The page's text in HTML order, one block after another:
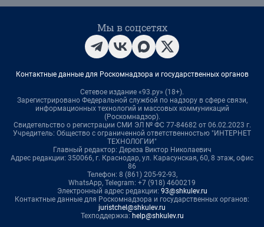
Мы в соцсетях
Контактные данные для Роскомнадзора и государственных органов
Сетевое издание «93.ру» (18+).
Зарегистрировано Федеральной службой по надзору в сфере связи,
информационных технологий и массовых коммуникаций
(Роскомнадзор).
Свидетельство о регистрации СМИ ЭЛ № ФС 77-84682 от 06.02.2023 г.
Учредитель: Общество с ограниченной ответственностью "ИНТЕРНЕТ
ТЕХНОЛОГИИ"
Главный редактор: Дереза Виктор Николаевич
Адрес редакции: 350066, г. Краснодар, ул. Карасунская, 60, 8 этаж, офис
86
Телефон: 8 (861) 205-92-93,
WhatsApp, Telegram: +7 (918) 4600219
Электронный адрес редакции: 93@shkulev.ru
Контактные данные для Роскомнадзора и государственных органов:
juristchel@shkulev.ru
Техподдержка: help@shkulev.ru